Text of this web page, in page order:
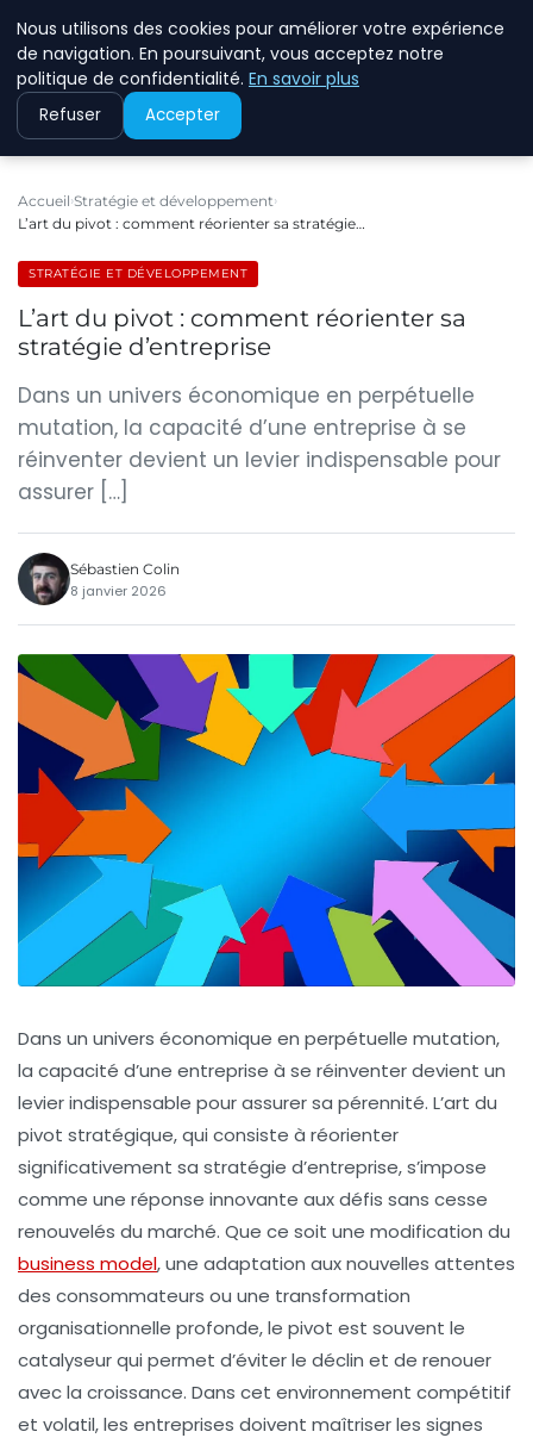
ECOMMCODE2
Accueil Stratégie et développement
L’art du pivot : comment réorienter sa stratégie…
STRATÉGIE ET DÉVELOPPEMENT
L’art du pivot : comment réorienter sa
stratégie d’entreprise
Dans un univers économique en perpétuelle
mutation, la capacité d’une entreprise à se
réinventer devient un levier indispensable pour
assurer […]
Sébastien Colin
8 janvier 2026
Dans un univers économique en perpétuelle mutation,
la capacité d’une entreprise à se réinventer devient un
levier indispensable pour assurer sa pérennité. L’art du
pivot stratégique, qui consiste à réorienter
significativement sa stratégie d’entreprise, s’impose
comme une réponse innovante aux défis sans cesse
renouvelés du marché. Que ce soit une modification du
business model, une adaptation aux nouvelles attentes
des consommateurs ou une transformation
organisationnelle profonde, le pivot est souvent le
catalyseur qui permet d’éviter le déclin et de renouer
avec la croissance. Dans cet environnement compétitif
et volatil, les entreprises doivent maîtriser les signes
Nous utilisons des cookies pour améliorer votre expérience
de navigation. En poursuivant, vous acceptez notre
politique de confidentialité. En savoir plus
Refuser Accepter